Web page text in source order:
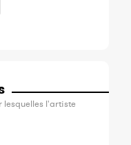
lesquelles l'artiste